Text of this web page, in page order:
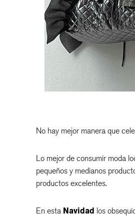
No hay mejor manera que
Lo mejor de consumir moda
pequeños y medianos
productos excelentes.
En esta Navidad los